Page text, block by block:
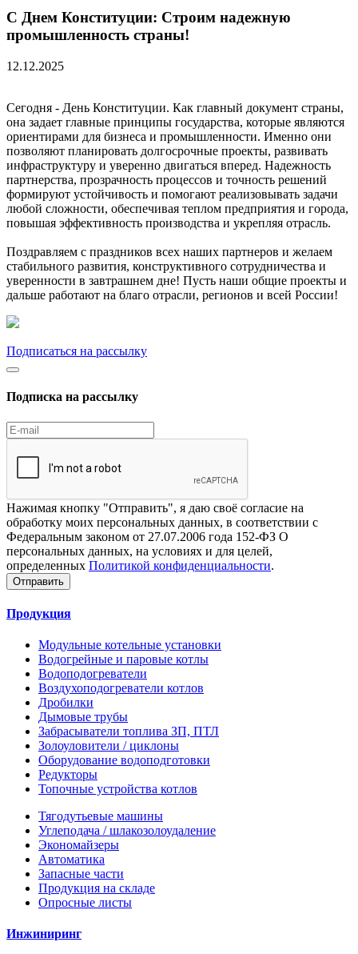
С Днем Конституции: Строим надежную
промышленность страны!
12.12.2025
Сегодня - День Конституции. Как главный документ страны,
она задает главные принципы государства, которые являются
ориентирами для бизнеса и промышленности. Именно они
позволяют планировать долгосрочные проекты, развивать
инфраструктуру и уверенно двигаться вперед. Надежность
партнерства, прозрачность процессов и точность решений
формируют устойчивость и помогают реализовывать задачи
любой сложности, обеспечивая теплом предприятия и города,
повышая эффективность производства и укрепляя отрасль.
Поздравляем с праздников всех наших партнеров и желаем
стабильного развития, конструктивного сотрудничества и
уверенности в завтрашнем дне! Пусть наши общие проекты и
дальше работают на благо отрасли, регионов и всей России!
Подписаться на рассылку
Подписка на рассылку
Нажимая кнопку "Отправить", я даю своё согласие на
обработку моих персональных данных, в соответствии с
Федеральным законом от 27.07.2006 года 152-ФЗ О
персональных данных, на условиях и для целей,
определенных Политикой конфиденциальности.
Отправить
Продукция
Модульные котельные установки
Водогрейные и паровые котлы
Водоподогреватели
Воздухоподогреватели котлов
Дробилки
Дымовые трубы
Забрасыватели топлива ЗП, ПТЛ
Золоуловители / циклоны
Оборудование водоподготовки
Редукторы
Топочные устройства котлов
Тягодутьевые машины
Углеподача / шлакозолоудаление
Экономайзеры
Автоматика
Запасные части
Продукция на складе
Опросные листы
Инжиниринг